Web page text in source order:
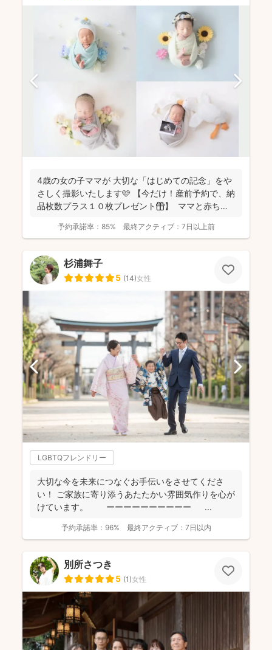
4歳の女の子ママが 大切な「はじめての記念」をや
さしく撮影いたします🩷 【今だけ！産前予約で、納
品枚数プラス１０枚プレゼント🎁】 ママと赤ちゃ
予約承諾率： 85% 最終アクティブ： 7日以上前
杉浦舞子
5 (14)女性
LGBTQフレンドリー
大切な今を未来につなぐお手伝いをさせてくださ
い！ ご家族に寄り添うあたたかい雰囲気作りを心が
けています。 ーーーーーーーーーー ...
予約承諾率： 96% 最終アクティブ： 7日以内
別所さつき
5 (1)女性